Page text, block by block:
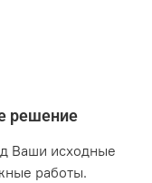
решение
Ваши исходные
работы.